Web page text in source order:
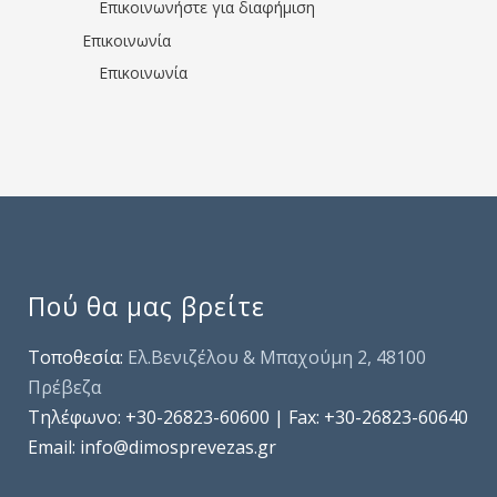
Επικοινωνήστε για διαφήμιση
Επικοινωνία
Επικοινωνία
Πού θα μας βρείτε
Τοποθεσία: Ελ.Βενιζέλου & Μπαχούμη 2, 48100
Πρέβεζα
Τηλέφωνo: +30-26823-60600 | Fax: +30-26823-60640
Email: info@dimosprevezas.gr